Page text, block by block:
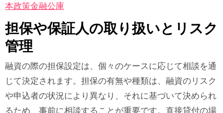
本政策金融公庫
担保や保証人の取り扱いとリスク
管理
融資の際の担保設定は、個々のケースに応じて相談を通
じて決定されます。担保の有無や種類は、融資のリスク
や申込者の状況により異なり、それに基づいて決められ
るため、事前に相談することが重要です。直接貸付の場